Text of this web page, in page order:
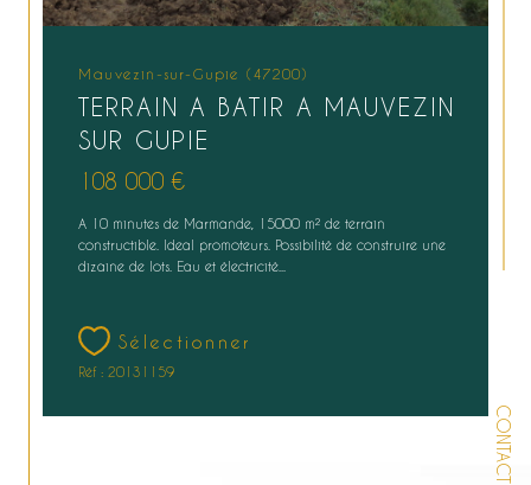
CONTACT
Mauvezin-sur-Gupie (47200)
TERRAIN A BATIR A MAUVEZIN
SUR GUPIE
108 000 €
A 10 minutes de Marmande, 15000 m² de terrain
constructible. Ideal promoteurs. Possibilité de construire une
dizaine de lots. Eau et électricité...
Sélectionner
Réf : 20131159